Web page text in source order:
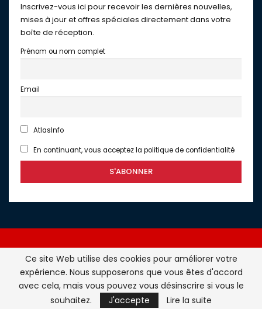
Inscrivez-vous ici pour recevoir les dernières nouvelles,
mises à jour et offres spéciales directement dans votre
boîte de réception.
Prénom ou nom complet
Email
AtlasInfo
En continuant, vous acceptez la politique de confidentialité
Atlasinfo.fr : l'essentiel de l'actualité de la France et du
Maghreb © Tous Droits Réservés - Atlasinfo- 2026
ATLASINFO
Ce site Web utilise des cookies pour améliorer votre
expérience. Nous supposerons que vous êtes d'accord
avec cela, mais vous pouvez vous désinscrire si vous le
souhaitez.
J'accepte Lire la suite